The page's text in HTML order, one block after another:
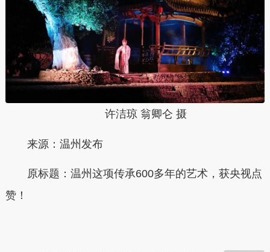
许洁琼 翁卿仑 摄
来源：温州发布
原标题： 温州这项传承600多年的艺术，获央视点
赞！